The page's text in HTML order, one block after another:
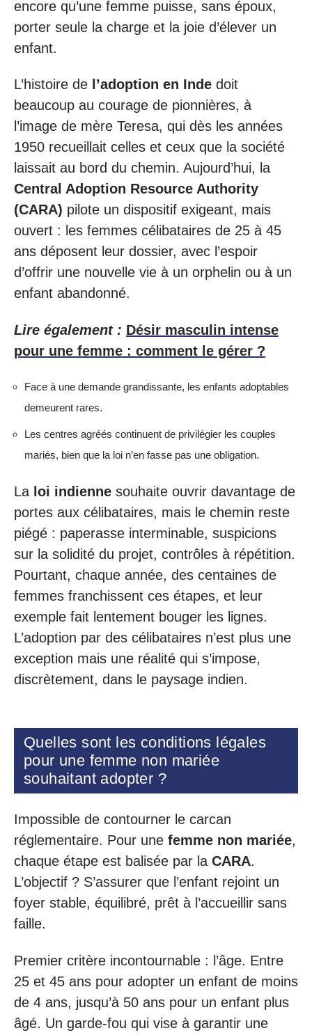
encore qu’une femme puisse, sans époux,
porter seule la charge et la joie d’élever un
enfant.
L’histoire de l’adoption en Inde doit
beaucoup au courage de pionnières, à
l’image de mère Teresa, qui dès les années
1950 recueillait celles et ceux que la société
laissait au bord du chemin. Aujourd’hui, la
Central Adoption Resource Authority
(CARA) pilote un dispositif exigeant, mais
ouvert : les femmes célibataires de 25 à 45
ans déposent leur dossier, avec l’espoir
d’offrir une nouvelle vie à un orphelin ou à un
enfant abandonné.
Lire également : Désir masculin intense
pour une femme : comment le gérer ?
Face à une demande grandissante, les enfants adoptables
demeurent rares.
Les centres agréés continuent de privilégier les couples
mariés, bien que la loi n’en fasse pas une obligation.
La loi indienne souhaite ouvrir davantage de
portes aux célibataires, mais le chemin reste
piégé : paperasse interminable, suspicions
sur la solidité du projet, contrôles à répétition.
Pourtant, chaque année, des centaines de
femmes franchissent ces étapes, et leur
exemple fait lentement bouger les lignes.
L’adoption par des célibataires n’est plus une
exception mais une réalité qui s’impose,
discrètement, dans le paysage indien.
Quelles sont les conditions légales
pour une femme non mariée
souhaitant adopter ?
Impossible de contourner le carcan
réglementaire. Pour une femme non mariée,
chaque étape est balisée par la CARA.
L’objectif ? S’assurer que l’enfant rejoint un
foyer stable, équilibré, prêt à l’accueillir sans
faille.
Premier critère incontournable : l’âge. Entre
25 et 45 ans pour adopter un enfant de moins
de 4 ans, jusqu’à 50 ans pour un enfant plus
âgé. Un garde-fou qui vise à garantir une